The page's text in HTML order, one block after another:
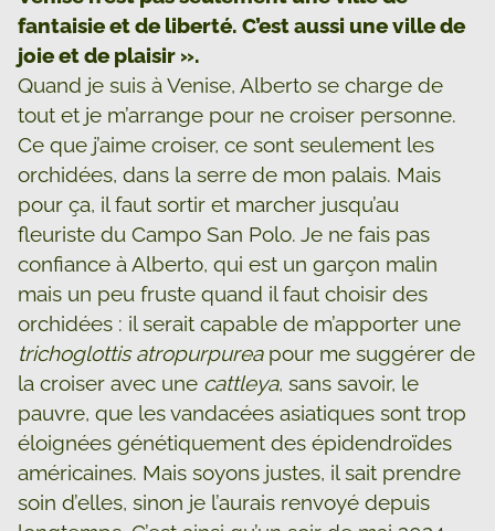
fantaisie et de liberté. C’est aussi une ville de
joie et de plaisir ».
Quand je suis à Venise, Alberto se charge de
tout et je m’arrange pour ne croiser personne.
Ce que j’aime croiser, ce sont seulement les
orchidées, dans la serre de mon palais. Mais
pour ça, il faut sortir et marcher jusqu’au
fleuriste du Campo San Polo. Je ne fais pas
confiance à Alberto, qui est un garçon malin
mais un peu fruste quand il faut choisir des
orchidées : il serait capable de m’apporter une
trichoglottis atropurpureapour me suggérer de
la croiser avec une cattleya, sans savoir, le
pauvre, que les vandacées asiatiques sont trop
éloignées génétiquement des épidendroïdes
américaines. Mais soyons justes, il sait prendre
soin d’elles, sinon je l’aurais renvoyé depuis